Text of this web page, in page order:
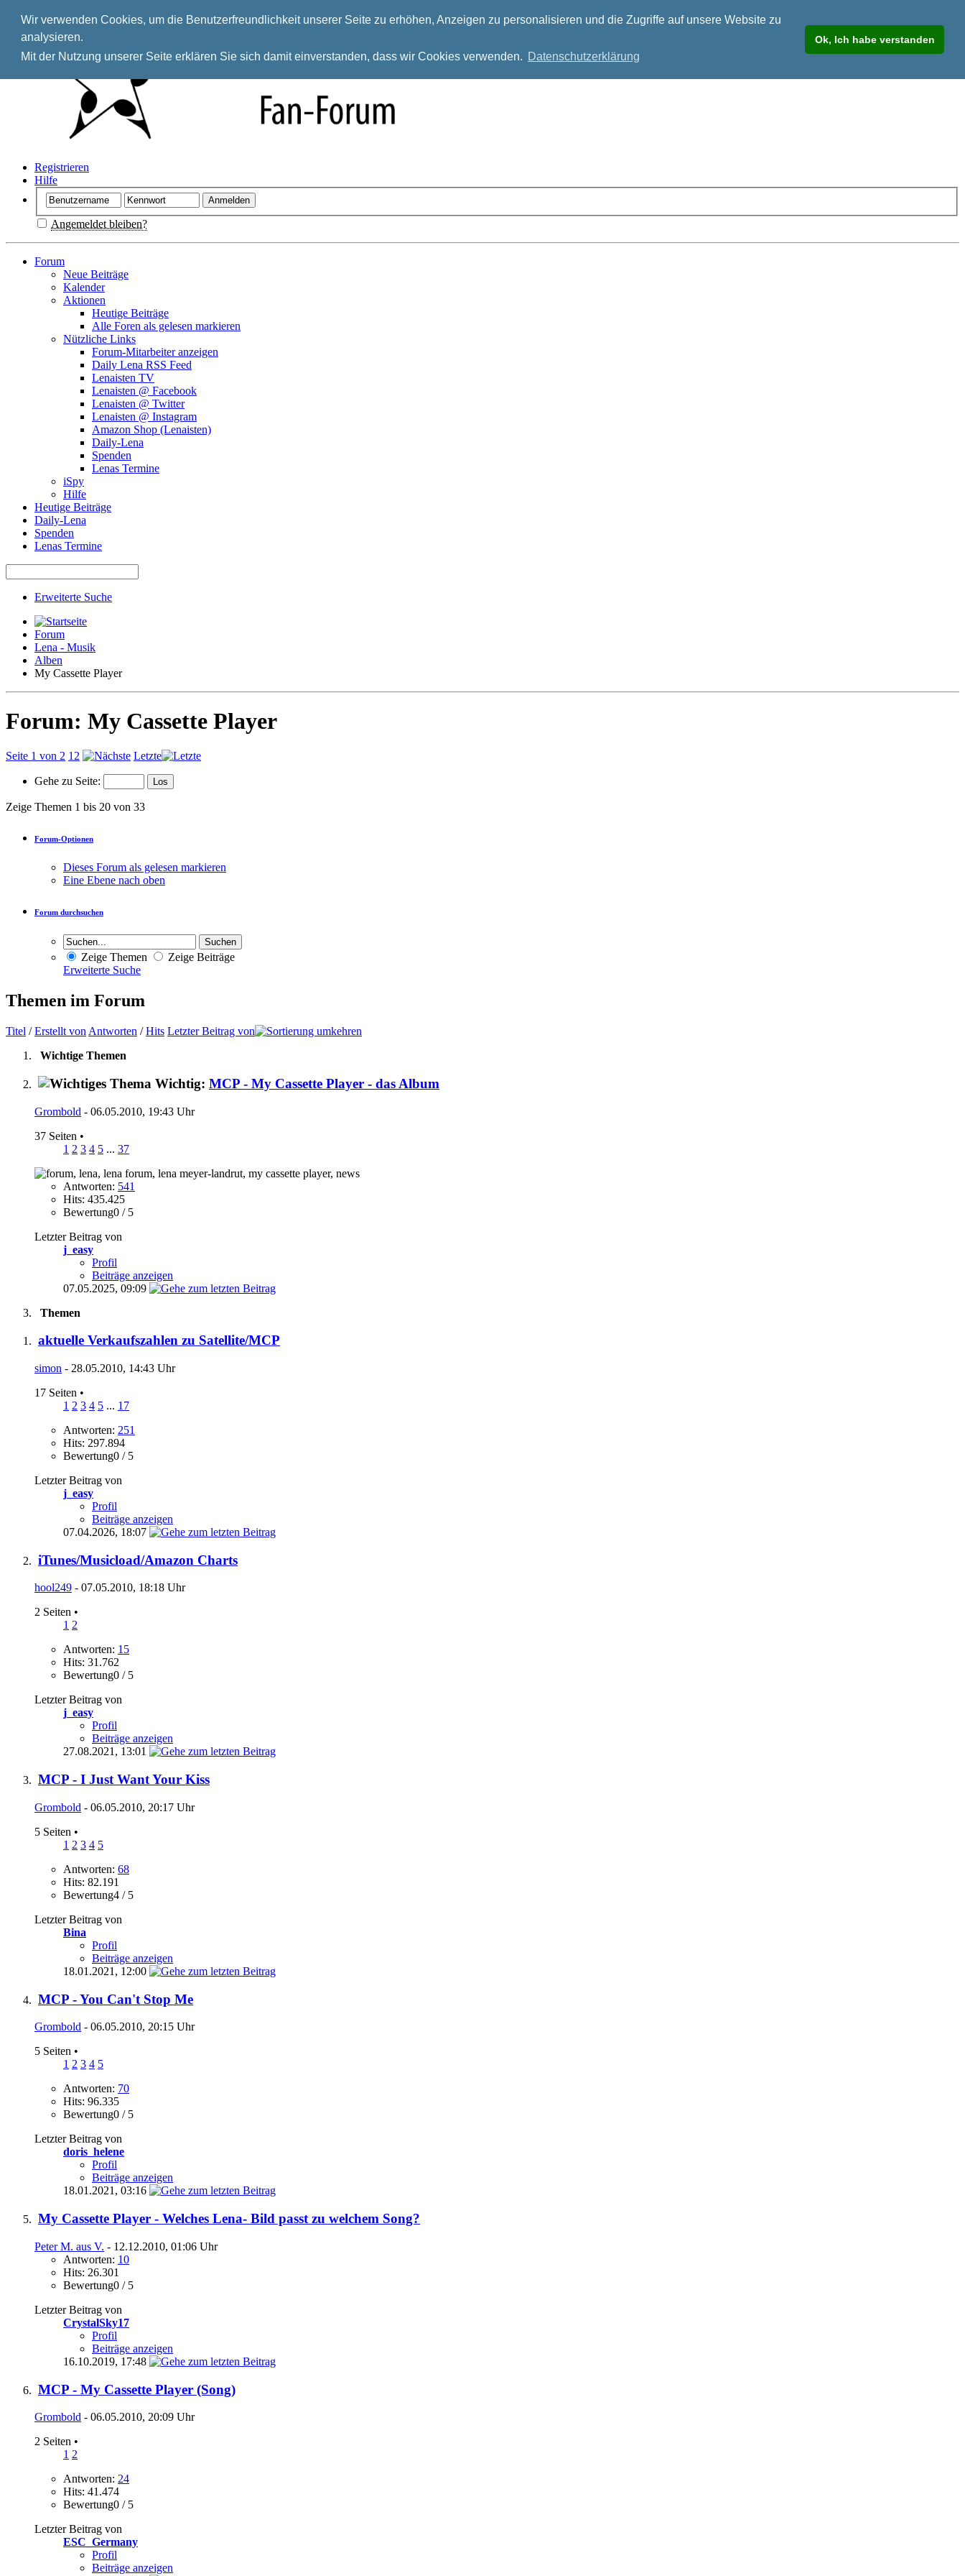
Wir verwenden Cookies, um die Benutzerfreundlichkeit unserer Seite zu erhöhen, Anzeigen zu personalisieren und die Zugriffe auf unsere Website zu
analysieren.
Mit der Nutzung unserer Seite erklären Sie sich damit einverstanden, dass wir Cookies verwenden. Datenschutzerklärung
Ok, Ich habe verstanden
Registrieren
Hilfe
Angemeldet bleiben?
Forum
Neue Beiträge
Kalender
Aktionen
Heutige Beiträge
Alle Foren als gelesen markieren
Nützliche Links
Forum-Mitarbeiter anzeigen
Daily Lena RSS Feed
Lenaisten TV
Lenaisten @ Facebook
Lenaisten @ Twitter
Lenaisten @ Instagram
Amazon Shop (Lenaisten)
Daily-Lena
Spenden
Lenas Termine
iSpy
Hilfe
Heutige Beiträge
Daily-Lena
Spenden
Lenas Termine
Erweiterte Suche
Forum
Lena - Musik
Alben
My Cassette Player
Forum: My Cassette Player
Seite 1 von 2 12 Letzte
Gehe zu Seite:
Zeige Themen 1 bis 20 von 33
Forum-Optionen
Dieses Forum als gelesen markieren
Eine Ebene nach oben
Forum durchsuchen
Zeige Themen
Zeige Beiträge
Erweiterte Suche
Themen im Forum
Titel /Erstellt von Antworten /Hits Letzter Beitrag von
Wichtige Themen
Wichtig: MCP - My Cassette Player - das Album
Grombold - 06.05.2010, 19:43 Uhr
37 Seiten •
1 2 3 4 5 ... 37
Antworten: 541
Hits: 435.425
Bewertung0 / 5
Letzter Beitrag von
j_easy
Profil
Beiträge anzeigen
07.05.2025, 09:09
Themen
aktuelle Verkaufszahlen zu Satellite/MCP
simon - 28.05.2010, 14:43 Uhr
17 Seiten •
1 2 3 4 5 ... 17
Antworten: 251
Hits: 297.894
Bewertung0 / 5
Letzter Beitrag von
j_easy
Profil
Beiträge anzeigen
07.04.2026, 18:07
iTunes/Musicload/Amazon Charts
hool249 - 07.05.2010, 18:18 Uhr
2 Seiten •
1 2
Antworten: 15
Hits: 31.762
Bewertung0 / 5
Letzter Beitrag von
j_easy
Profil
Beiträge anzeigen
27.08.2021, 13:01
MCP - I Just Want Your Kiss
Grombold - 06.05.2010, 20:17 Uhr
5 Seiten •
1 2 3 4 5
Antworten: 68
Hits: 82.191
Bewertung4 / 5
Letzter Beitrag von
Bina
Profil
Beiträge anzeigen
18.01.2021, 12:00
MCP - You Can't Stop Me
Grombold - 06.05.2010, 20:15 Uhr
5 Seiten •
1 2 3 4 5
Antworten: 70
Hits: 96.335
Bewertung0 / 5
Letzter Beitrag von
doris_helene
Profil
Beiträge anzeigen
18.01.2021, 03:16
My Cassette Player - Welches Lena- Bild passt zu welchem Song?
Peter M. aus V. - 12.12.2010, 01:06 Uhr
Antworten: 10
Hits: 26.301
Bewertung0 / 5
Letzter Beitrag von
CrystalSky17
Profil
Beiträge anzeigen
16.10.2019, 17:48
MCP - My Cassette Player (Song)
Grombold - 06.05.2010, 20:09 Uhr
2 Seiten •
1 2
Antworten: 24
Hits: 41.474
Bewertung0 / 5
Letzter Beitrag von
ESC_Germany
Profil
Beiträge anzeigen